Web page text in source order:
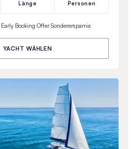
Länge
Personen
Early Booking OfferSonderersparnis
YACHT WÄHLEN